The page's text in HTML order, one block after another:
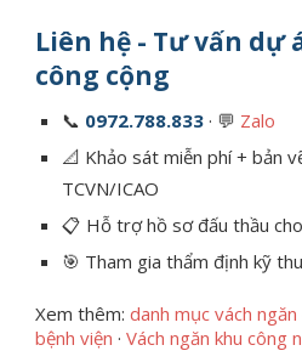
Liên hệ - Tư vấn dự
công cộng
📞 0972.788.833 · 💬 Zalo
📐 Khảo sát miễn phí + bản
TCVN/ICAO
📋 Hỗ trợ hồ sơ đấu thầu
🎯 Tham gia thẩm định kỹ
Xem thêm: danh mục vách
bệnh viện · Vách ngăn khu công